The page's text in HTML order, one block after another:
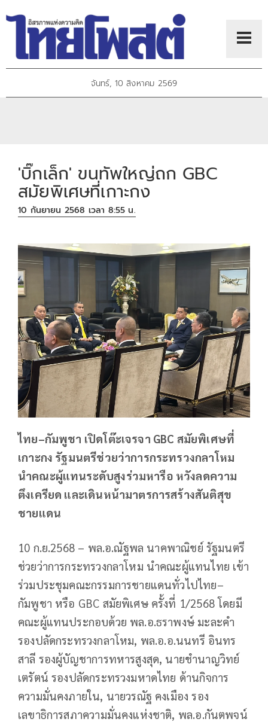
จันทร์, 10 สิงหาคม 2569
'บิ๊กเล็ก' ขนทัพใหญ่ถก GBC
สมัยพิเศษที่เกาะกง
10 กันยายน 2568 เวลา 8:55 น.
ไทย–กัมพูชา เปิดโต๊ะเจรจา GBC สมัยพิเศษที่
เกาะกง รัฐมนตรีช่วยว่าการกระทรวงกลาโหม
นำคณะผู้แทนระดับสูงร่วมหารือ หวังลดความ
ตึงเครียด และเดินหน้ามาตรการสร้างสันติสุข
ชายแดน
10 ก.ย.2568 – พล.อ.ณัฐพล นาคพาณิชย์ รัฐมนตรี
ช่วยว่าการกระทรวงกลาโหม นำคณะผู้แทนไทย เข้า
ร่วมประชุมคณะกรรมการชายแดนทั่วไปไทย–
กัมพูชา หรือ GBC สมัยพิเศษ ครั้งที่ 1/2568 โดยมี
คณะผู้แทนประกอบด้วย พล.อ.ธราพงษ์ มะละคำ
รองปลัดกระทรวงกลาโหม, พล.อ.อ.นนทรี อินทร
สาลี รองผู้บัญชาการทหารสูงสุด, นายชำนาญวิทย์
เตรัตน์ รองปลัดกระทรวงมหาดไทย ด้านกิจการ
ความมั่นคงภายใน, นายวรณัฐ คงเมือง รอง
เลขาธิการสภาความมั่นคงแห่งชาติ, พล.อ.กันตพจน์